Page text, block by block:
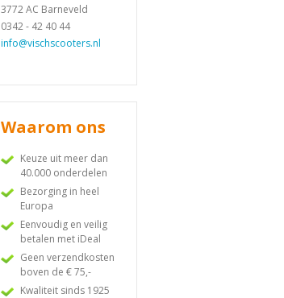
3772 AC Barneveld
0342 - 42 40 44
info@vischscooters.nl
Waarom ons
Keuze uit meer dan
40.000 onderdelen
Bezorging in heel
Europa
Eenvoudig en veilig
betalen met iDeal
Geen verzendkosten
boven de € 75,-
Kwaliteit sinds 1925